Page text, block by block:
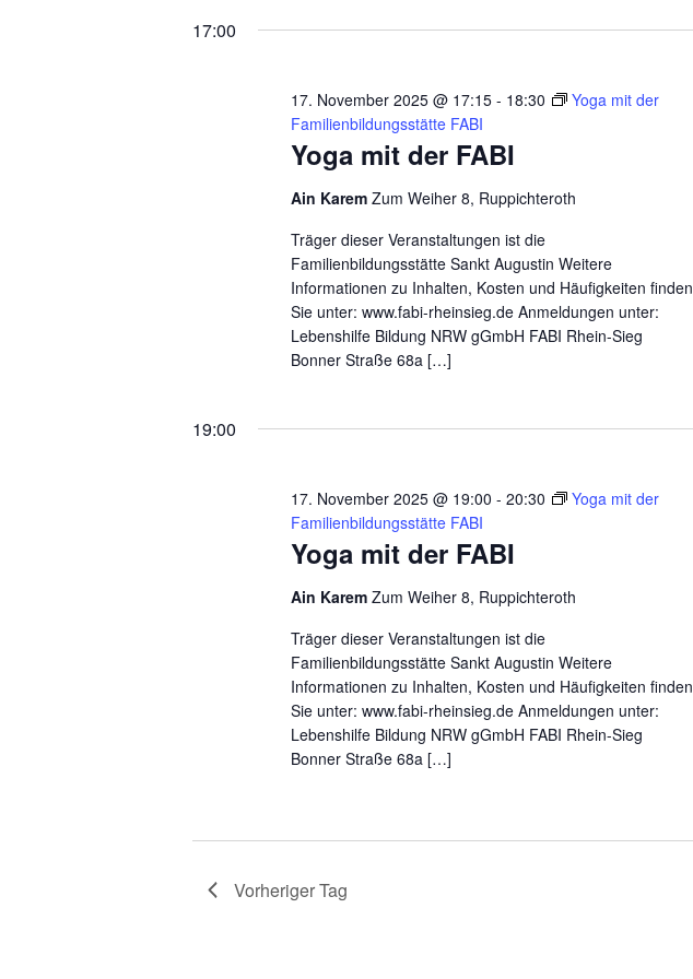
17:00
Yoga mit der FABI
17. November 2025 @ 17:15 - 18:30
Yoga mit der
Familienbildungsstätte FABI
Ain KaremZum Weiher 8, Ruppichteroth
Träger dieser Veranstaltungen ist die
Familienbildungsstätte Sankt Augustin Weitere
Informationen zu Inhalten, Kosten und Häufigkeiten finden
Sie unter: www.fabi-rheinsieg.de Anmeldungen unter:
Lebenshilfe Bildung NRW gGmbH FABI Rhein-Sieg
Bonner Straße 68a […]
19:00
Yoga mit der FABI
17. November 2025 @ 19:00 -20:30
Yoga mit der
Familienbildungsstätte FABI
Ain KaremZum Weiher 8, Ruppichteroth
Träger dieser Veranstaltungen ist die
Familienbildungsstätte Sankt Augustin Weitere
Informationen zu Inhalten, Kosten und Häufigkeiten finden
Sie unter: www.fabi-rheinsieg.de Anmeldungen unter:
Lebenshilfe Bildung NRW gGmbH FABI Rhein-Sieg
Bonner Straße 68a […]
Vorheriger Tag